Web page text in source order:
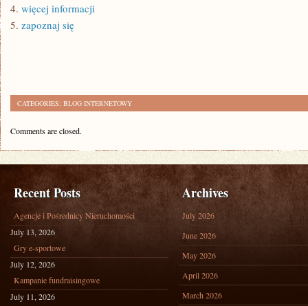
4. więcej informacji
5. zapoznaj się
CATEGORIES: BLOG INTERNETOWY
Comments are closed.
Recent Posts
Agencje i Pośrednicy Nieruchomości
July 13, 2026
Gry e-sportowe
July 12, 2026
Kampanie fundraisingowe
July 11, 2026
Archives
July 2026
June 2026
May 2026
April 2026
March 2026